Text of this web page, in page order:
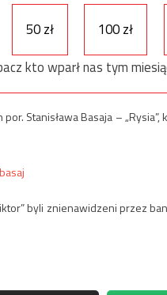
50 zł 100 zł
kto wparł nas tym
Stanisława Basaja –
byli znienawidzeni przez